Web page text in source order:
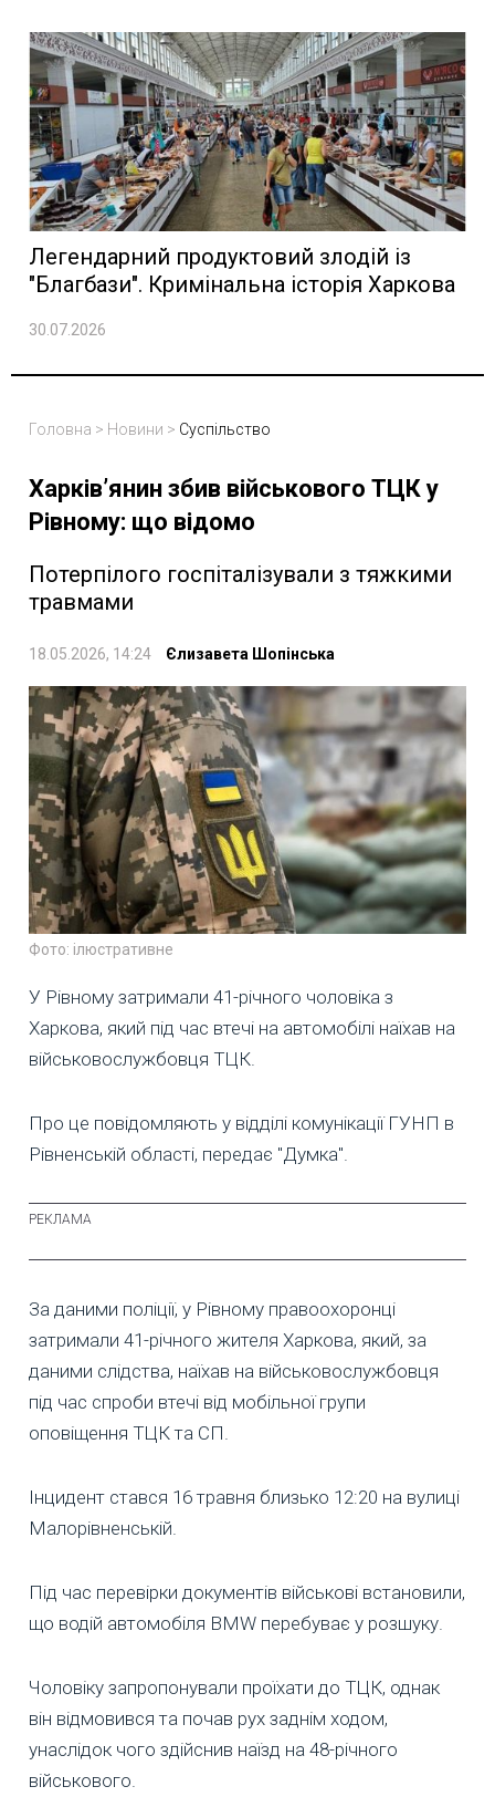
Легендарний продуктовий злодій із
"Благбази". Кримінальна історія Харкова
30.07.2026
Головна > Новини > Суспільство
Харків’янин збив військового ТЦК у
Рівному: що відомо
Потерпілого госпіталізували з тяжкими
травмами
18.05.2026, 14:24 Єлизавета Шопінська
Фото: ілюстративне
У Рівному затримали 41-річного чоловіка з
Харкова, який під час втечі на автомобілі наїхав на
військовослужбовця ТЦК.
Про це повідомляють у відділі комунікації ГУНП в
Рівненській області, передає "Думка".
За даними поліції, у Рівному правоохоронці
затримали 41-річного жителя Харкова, який, за
даними слідства, наїхав на військовослужбовця
під час спроби втечі від мобільної групи
оповіщення ТЦК та СП.
Інцидент стався 16 травня близько 12:20 на вулиці
Малорівненській.
Під час перевірки документів військові встановили,
що водій автомобіля BMW перебуває у розшуку.
Чоловіку запропонували проїхати до ТЦК, однак
він відмовився та почав рух заднім ходом,
унаслідок чого здійснив наїзд на 48-річного
військового.